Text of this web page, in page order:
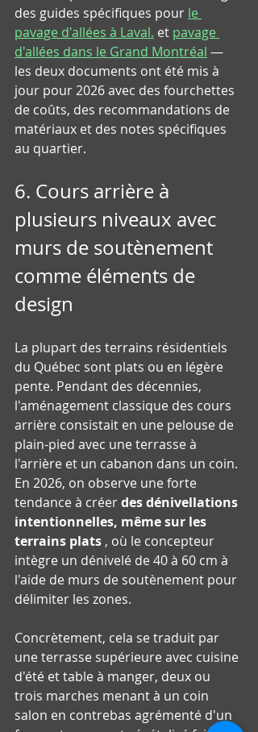
des guides spécifiques pour le
pavage d'allées à Laval. et pavage
d'allées dans le Grand Montréal —
les deux documents ont été mis à
jour pour 2026 avec des fourchettes
de coûts, des recommandations de
matériaux et des notes spécifiques
au quartier.
6. Cours arrière à
plusieurs niveaux avec
murs de soutènement
comme éléments de
design
La plupart des terrains résidentiels
du Québec sont plats ou en légère
pente. Pendant des décennies,
l'aménagement classique des cours
arrière consistait en une pelouse de
plain-pied avec une terrasse à
l'arrière et un cabanon dans un coin.
En 2026, on observe une forte
tendance à créer des dénivellations
intentionnelles, même sur les
terrains plats , où le concepteur
intègre un dénivelé de 40 à 60 cm à
l'aide de murs de soutènement pour
délimiter les zones.
Concrètement, cela se traduit par
une terrasse supérieure avec cuisine
d'été et table à manger, deux ou
trois marches menant à un coin
salon en contrebas agrémenté d'un